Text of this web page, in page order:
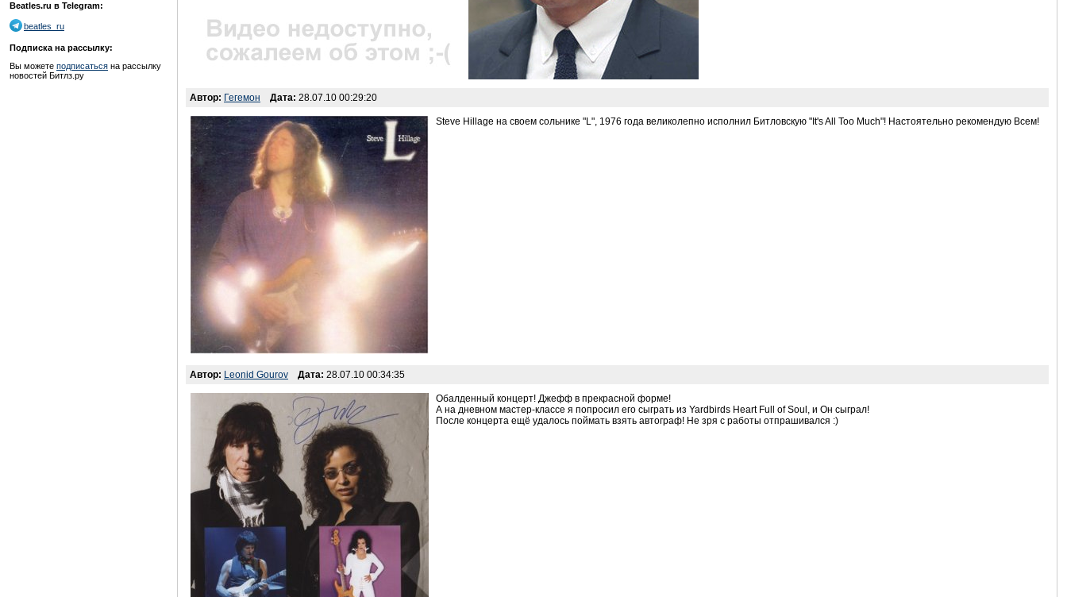
Beatles.ru в Telegram:
beatles_ru
Подписка на рассылку:
Вы можете подписаться на рассылку
новостей Битлз.ру
Автор: Гегемон Дата: 28.07.10 00:29:20
Steve Hillage на своем сольнике "L", 1976 года великолепно исполнил Битловскую "It's All Too Much"! Настоятельно рекомендую Всем!
Автор: Leonid Gourov Дата: 28.07.10 00:34:35
Обалденный концерт! Джефф в прекрасной форме!
А на дневном мастер-классе я попросил его сыграть из Yardbirds Heart Full of Soul, и Он сыграл!
После концерта ещё удалось поймать взять автограф! Не зря с работы отпрашивался :)